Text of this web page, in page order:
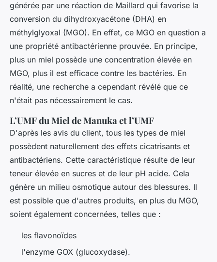
générée par une réaction de Maillard qui favorise la
conversion du dihydroxyacétone (DHA) en
méthylglyoxal (MGO). En effet, ce MGO en question a
une propriété antibactérienne prouvée. En principe,
plus un miel possède une concentration élevée en
MGO, plus il est efficace contre les bactéries. En
réalité, une recherche a cependant révélé que ce
n'était pas nécessairement le cas.
L’UMF du Miel de Manuka et l’UMF
D'après les avis du client, tous les types de miel
possèdent naturellement des effets cicatrisants et
antibactériens. Cette caractéristique résulte de leur
teneur élevée en sucres et de leur pH acide. Cela
génère un milieu osmotique autour des blessures. Il
est possible que d'autres produits, en plus du MGO,
soient également concernées, telles que :
les flavonoïdes
l'enzyme GOX (glucoxydase).